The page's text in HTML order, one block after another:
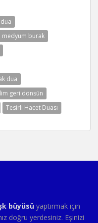
medyum burak
dua
geri dönsün
Tesirli Hacet Duası
büyüsü yaptırmak için
doğru yerdesiniz. Eşinizi